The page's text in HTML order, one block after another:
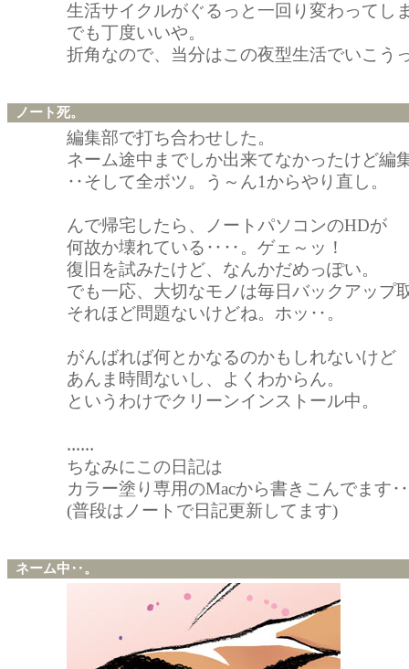
生活サイクルがぐるっと一回り変わってし
でも丁度いいや。
折角なので、当分はこの夜型生活でいこう
ノート死。
編集部で打ち合わせした。
ネーム途中までしか出来てなかったけど編
‥そして全ボツ。う～ん1からやり直し。
んで帰宅したら、ノートパソコンのHDが
何故か壊れている‥‥。ゲェ～ッ！
復旧を試みたけど、なんかだめっぽい。
でも一応、大切なモノは毎日バックアップ
それほど問題ないけどね。ホッ‥。
がんばれば何とかなるのかもしれないけど
あんま時間ないし、よくわからん。
というわけでクリーンインストール中。
‥‥‥
ちなみにこの日記は
カラー塗り専用のMacから書きこんでま
(普段はノートで日記更新してます)
ネーム中‥。